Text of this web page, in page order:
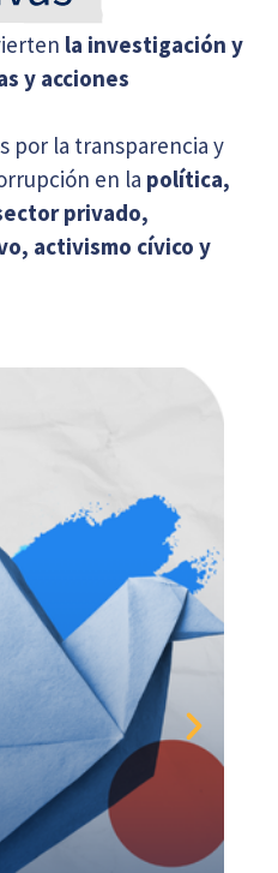
la investigación y
y acciones
por la transparencia y
en la política,
privado,
activismo cívico y